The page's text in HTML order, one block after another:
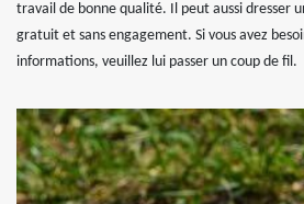
travail de bonne qualité. Il peut aussi dresser
gratuit et sans engagement. Si vous avez
informations, veuillez lui passer un coup de fil.